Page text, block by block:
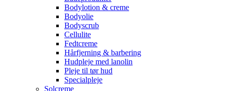
Bodylotion & creme
Bodyolie
Bodyscrub
Cellulite
Fedtcreme
Hårfjerning & barbering
Hudpleje med lanolin
Pleje til tør hud
Specialpleje
Solcreme